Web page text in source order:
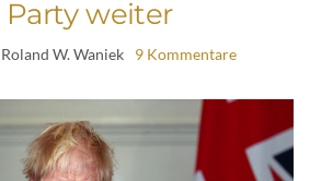
Party weiter
W. Waniek 9 Kommentare